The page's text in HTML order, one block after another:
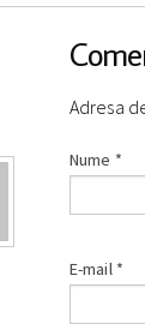
Adresa
Nume *
E-mail *